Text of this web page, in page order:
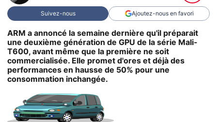
Suivez-nous Ajoutez-nous en favori
ARM a annoncé la semaine dernière qu'il préparait
une deuxième génération de GPU de la série Mali-
T600, avant même que la première ne soit
commercialisée. Elle promet d'ores et déjà des
performances en hausse de 50% pour une
consommation inchangée.